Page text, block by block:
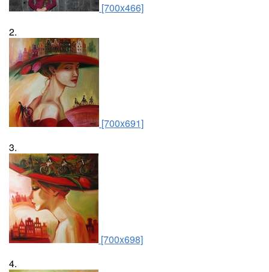
[700x466]
2.
[700x691]
3.
[700x698]
4.